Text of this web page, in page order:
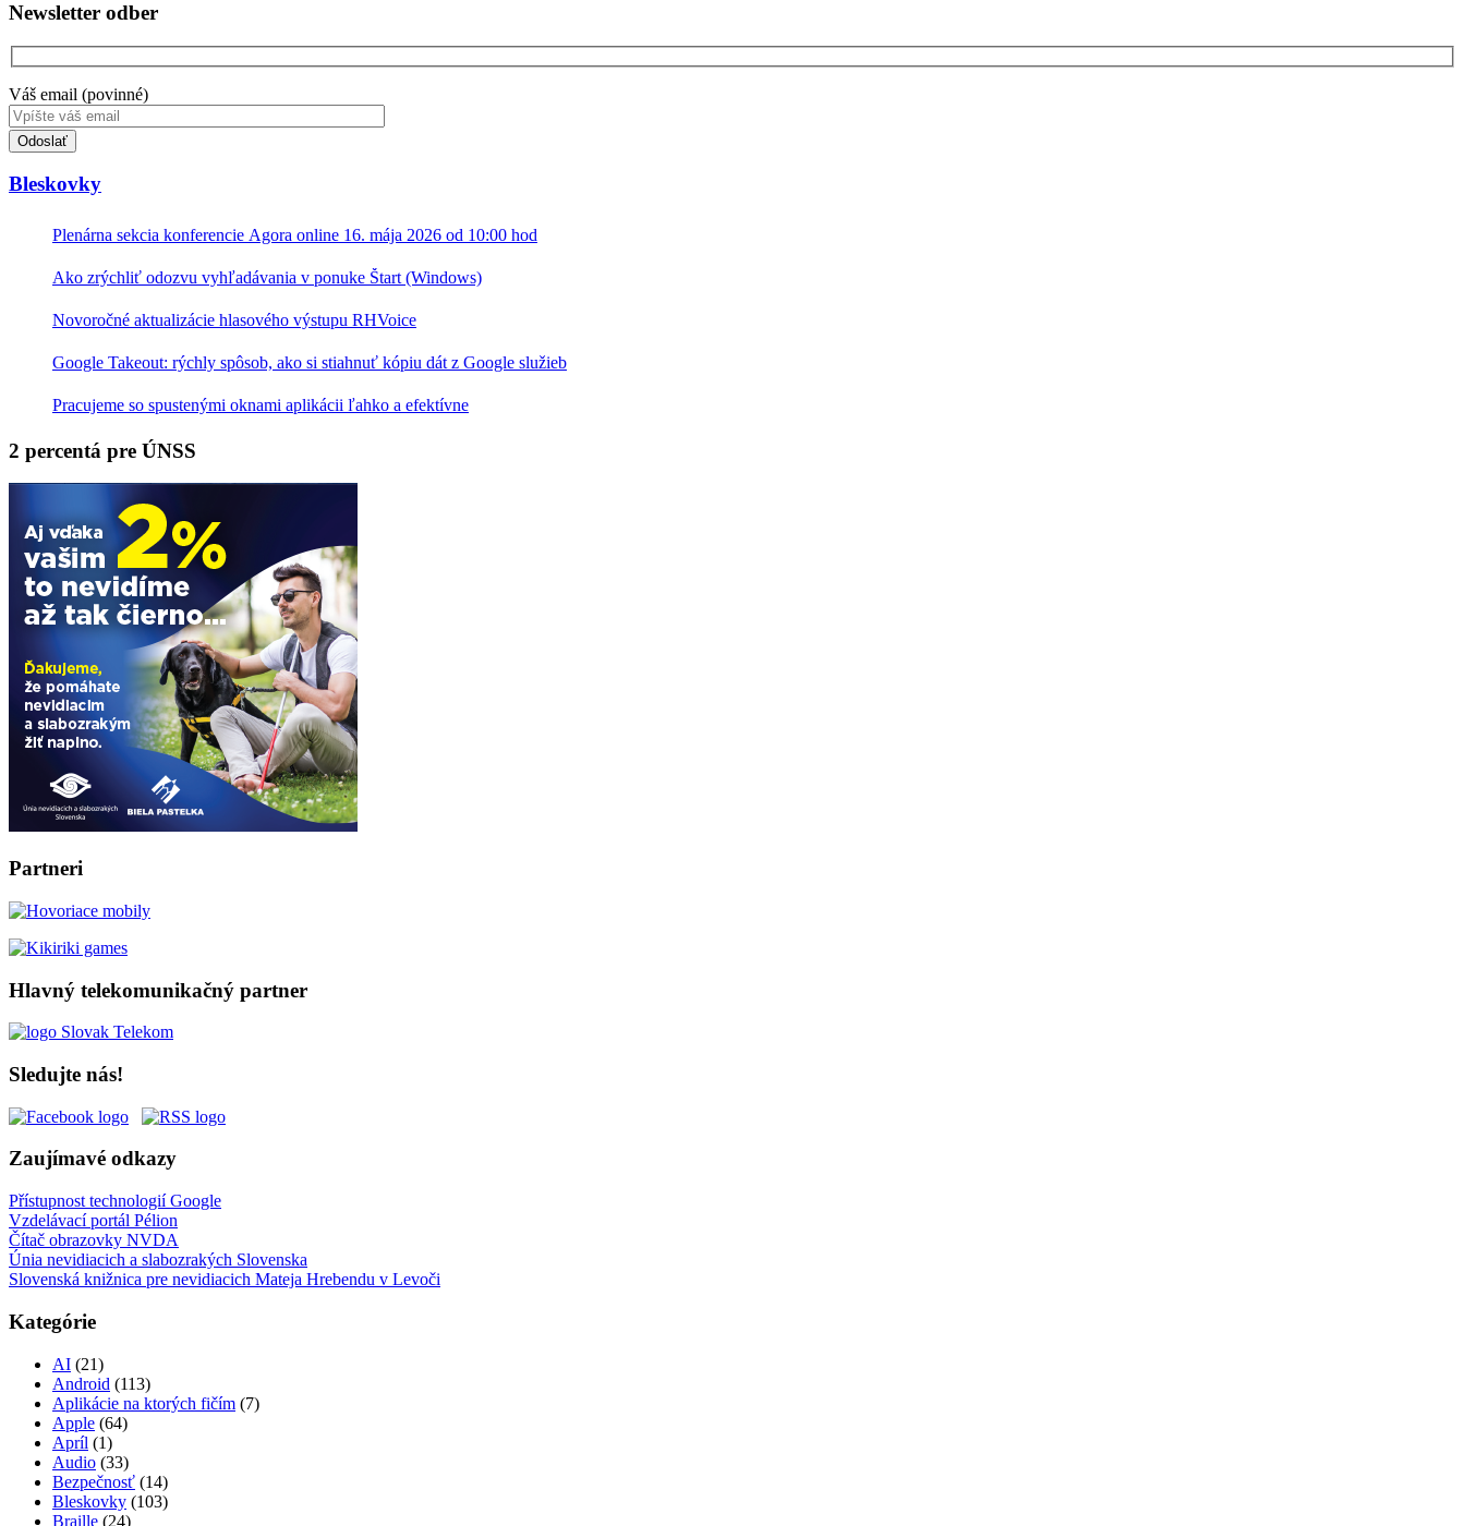
Newsletter odber
Váš email (povinné)
Toto
pole
nevyplňujte.
Bleskovky
Plenárna sekcia konferencie Agora online 16. mája 2026 od 10:00 hod
Ako zrýchliť odozvu vyhľadávania v ponuke Štart (Windows)
Novoročné aktualizácie hlasového výstupu RHVoice
Google Takeout: rýchly spôsob, ako si stiahnuť kópiu dát z Google služieb
Pracujeme so spustenými oknami aplikácii ľahko a efektívne
2 percentá pre ÚNSS
Partneri
Hlavný telekomunikačný partner
Sledujte nás!
Zaujímavé odkazy
Přístupnost technologií Google
Vzdelávací portál Pélion
Čítač obrazovky NVDA
Únia nevidiacich a slabozrakých Slovenska
Slovenská knižnica pre nevidiacich Mateja Hrebendu v Levoči
Kategórie
AI (21)
Android (113)
Aplikácie na ktorých fičím (7)
Apple (64)
Apríl (1)
Audio (33)
Bezpečnosť (14)
Bleskovky (103)
Braille (24)